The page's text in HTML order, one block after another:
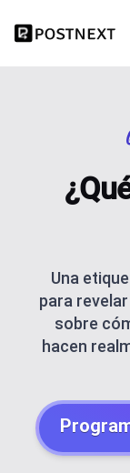
Una
para
sobre
hacen